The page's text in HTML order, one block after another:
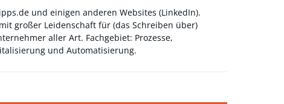
und einigen anderen Websites (LinkedIn).
großer Leidenschaft für (das Schreiben über)
aller Art. Fachgebiet: Prozesse,
und Automatisierung.